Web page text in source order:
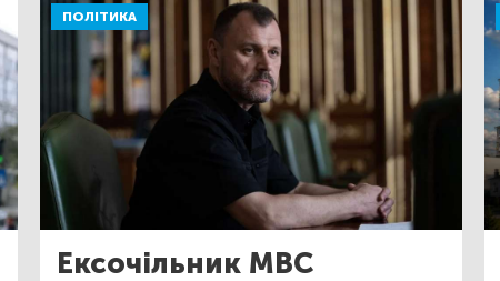
ПОЛІТИКА
Ексочільник МВС